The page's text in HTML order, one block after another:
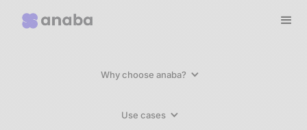
Why choose anaba?
Use cases